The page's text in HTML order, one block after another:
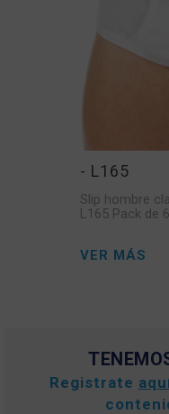
- L165
Slip hombre
L165 Pack de 6
VER MÁS
Registrate